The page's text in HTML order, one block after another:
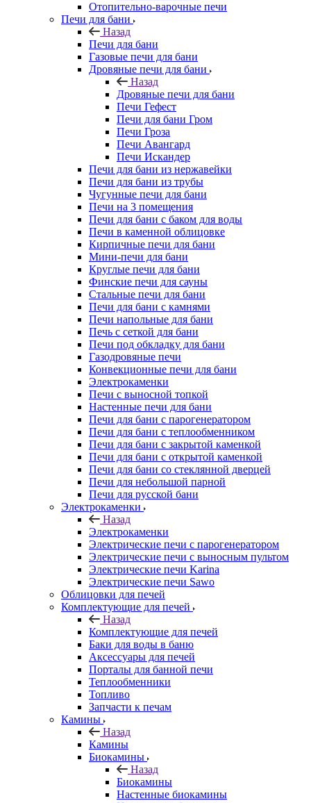
Отопительно-варочные печи
Печи для бани
Назад
Печи для бани
Газовые печи для бани
Дровяные печи для бани
Назад
Дровяные печи для бани
Печи Гефест
Печи для бани Гром
Печи Гроза
Печи Авангард
Печи Искандер
Печи для бани из нержавейки
Печи для бани из трубы
Чугунные печи для бани
Печи на 3 помещения
Печи для бани с баком для воды
Печи в каменной облицовке
Кирпичные печи для бани
Мини-печи для бани
Круглые печи для бани
Финские печи для сауны
Стальные печи для бани
Печи для бани с камнями
Печи напольные для бани
Печь с сеткой для бани
Печи под обкладку для бани
Газодровяные печи
Конвекционные печи для бани
Электрокаменки
Печи с выносной топкой
Настенные печи для бани
Печи для бани с парогенератором
Печи для бани с теплообменником
Печи для бани с закрытой каменкой
Печи для бани с открытой каменкой
Печи для бани со стеклянной дверцей
Печи для небольшой парной
Печи для русской бани
Электрокаменки
Назад
Электрокаменки
Электрические печи с парогенератором
Электрические печи с выносным пультом
Электрические печи Karina
Электрические печи Sawo
Облицовки для печей
Комплектующие для печей
Назад
Комплектующие для печей
Баки для воды в баню
Аксессуары для печей
Порталы для банной печи
Теплообменники
Топливо
Запчасти к печам
Камины
Назад
Камины
Биокамины
Назад
Биокамины
Настенные биокамины